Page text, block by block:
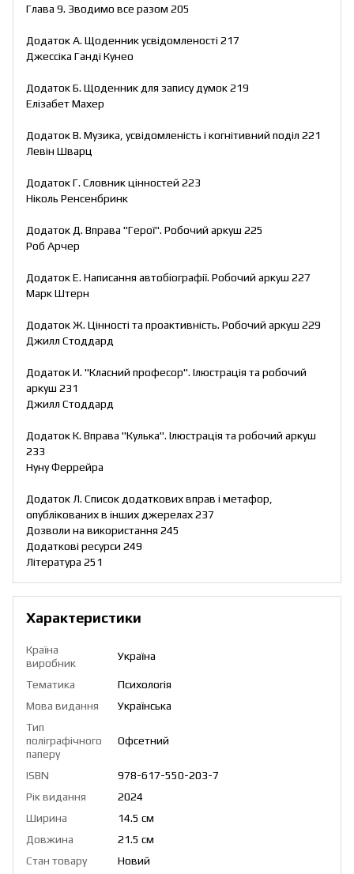
Глава 9. Зводимо все разом 205
Додаток А. Щоденник усвідомленості 217
Джессіка Ганді Кунео
Додаток Б. Щоденник для запису думок 219
Елізабет Махер
Додаток В. Музика, усвідомленість і когнітивний поділ 221
Левін Шварц
Додаток Г. Словник цінностей 223
Ніколь Ренсенбринк
Додаток Д. Вправа "Герої". Робочий аркуш 225
Роб Арчер
Додаток Е. Написання автобіографії. Робочий аркуш 227
Марк Штерн
Додаток Ж. Цінності та проактивність. Робочий аркуш 229
Джилл Стоддард
Додаток И. "Класний професор". Ілюстрація та робочий
аркуш 231
Джилл Стоддард
Додаток К. Вправа "Кулька". Ілюстрація та робочий аркуш
233
Нуну Феррейра
Додаток Л. Список додаткових вправ і метафор,
опублікованих в інших джерелах 237
Дозволи на використання 245
Додаткові ресурси 249
Література 251
Характеристики
Країна
виробник
Україна
Тематика
Психологія
Мова видання
Українська
Тип
поліграфічного
паперу
Офсетний
ISBN
978-617-550-203-7
Рік видання
2024
Ширина
14.5 см
Довжина
21.5 см
Стан товару
Новий